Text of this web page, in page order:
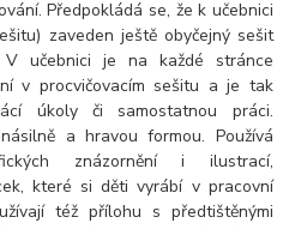
Předpokládá se, že k učebnici
zaveden ještě obyčejný sešit
učebnici je na každé stránce
v procvičovacím sešitu a je tak
úkoly či samostatnou práci.
a hravou formou. Používá
znázornění i ilustrací,
které si děti vyrábí v pracovní
též přílohu s předtištěnými